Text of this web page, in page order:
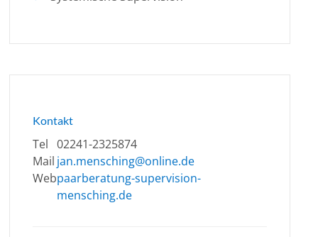
Kontakt
Tel 02241-2325874
Mail jan.mensching@online.de
Webpaarberatung-supervision-
mensching.de